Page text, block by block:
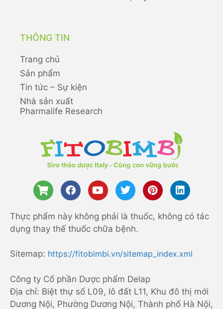
THÔNG TIN
Trang chủ
Sản phẩm
Tin tức – Sự kiện
Nhà sản xuất
Pharmalife Research
Thực phẩm này không phải là thuốc, không có tác
dụng thay thế thuốc chữa bệnh.
Sitemap: https://fitobimbi.vn/sitemap_index.xml
Công ty Cổ phần Dược phẩm Delap
Địa chỉ: Biệt thự số L09, lô đất L11, Khu đô thị mới
Dương Nội, Phường Dương Nội, Thành phố Hà Nội,